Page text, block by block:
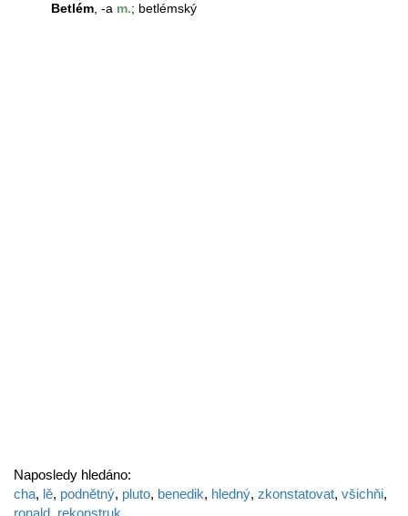
Betlém , -a m.; betlémský
Naposledy hledáno:
cha, lě, podnětný, pluto, benedik, hledný, zkonstatovat, všichňi,
ronald rekonstruk